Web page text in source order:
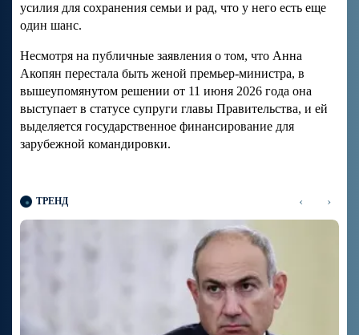
усилия для сохранения семьи и рад, что у него есть еще
один шанс.
Несмотря на публичные заявления о том, что Анна
Акопян перестала быть женой премьер-министра, в
вышеупомянутом решении от 11 июня 2026 года она
выступает в статусе супруги главы Правительства, и ей
выделяется государственное финансирование для
зарубежной командировки.
ТРЕНД ‹ ›